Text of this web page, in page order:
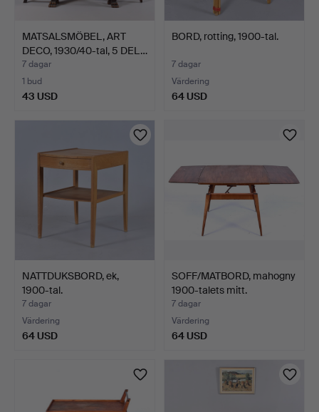
MATSALSMÖBEL, ART
DECO, 1930/40-tal, 5 DEL…
7 dagar
1 bud
43 USD
BORD, rotting, 1900-tal.
7 dagar
Värdering
64 USD
NATTDUKSBORD, ek,
1900-tal.
7 dagar
Värdering
64 USD
SOFF/MATBORD, mahogny
1900-talets mitt.
7 dagar
Värdering
64 USD